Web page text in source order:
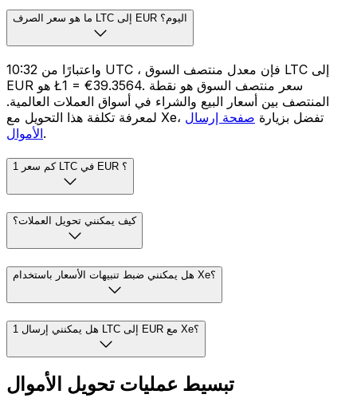
ما هو سعر الصرف LTC إلى EUR اليوم؟
واعتبارًا من 10:32 UTC ، فإن معدل منتصف السوق LTC إلى
EUR هو Ł1 = €39.3564. سعر منتصف السوق هو نقطة
المنتصف بين أسعار البيع والشراء في أسواق العملات العالمية.
لمعرفة تكلفة هذا التحويل مع Xe، تفضل بزيارة صفحة إرسال
الأموال.
كم سعر 1 LTC في EUR ؟
كيف يمكنني تحويل العملات؟
هل يمكنني ضبط تنبيهات الأسعار باستخدام Xe؟
هل يمكنني إرسال 1 LTC إلى EUR مع Xe؟
تبسيط عمليات تحويل الأموال